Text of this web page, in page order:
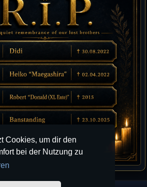
Cookies, um dir den
bei der Nutzung zu
Chickpea
Lieben!
chickpea
aaaaaaaaaaaab
Dellmuth
zwischen 12 - 13 Uhr am Freitag !!!